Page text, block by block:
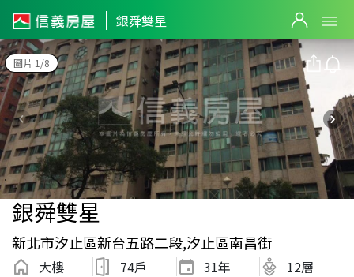
銀舜雙星
圖片 1/8
銀舜雙星
新北市汐止區新台五路二段,汐止區南昌街
大樓 74戶 31年 12層